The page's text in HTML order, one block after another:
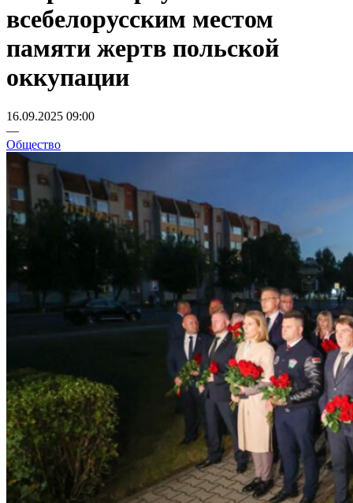
всебелорусским местом
памяти жертв польской
оккупации
16.09.2025 09:00
—
Общество